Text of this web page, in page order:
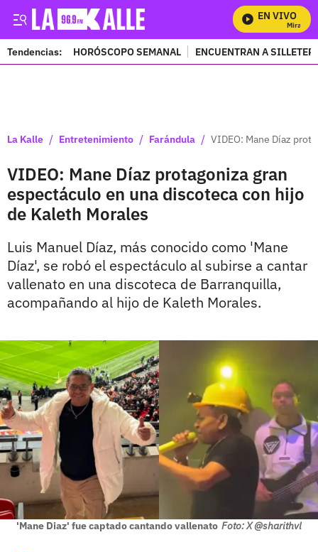
EN VIVO
Mira
Tendencias: HORÓSCOPO SEMANAL ENCUENTRAN A
La Kalle / Entretenimiento / Farándula / VIDEO: Mane Díaz
VIDEO: Mane Díaz protagoniza gran
espectáculo en una discoteca con hijo
de Kaleth Morales
Luis Manuel Díaz, más conocido como 'Mane
Díaz', se robó el espectáculo al subirse a cantar
vallenato en una discoteca de Barranquilla,
acompañando al hijo de Kaleth Morales.
'Mane Diaz' fue captado cantando vallenato Foto: X @sharithvl